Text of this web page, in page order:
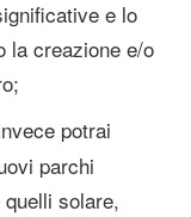
e lo
la creazione e/o
potrai
parchi
solare,